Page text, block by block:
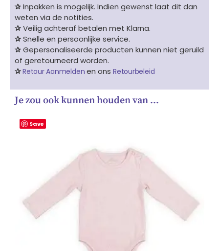
✰Inpakken is mogelijk. Indien gewenst laat dit dan
weten via de notities.
✰Veilig achteraf betalen met Klarna.
✰Snelle en persoonlijke service.
✰Gepersonaliseerde producten kunnen niet geruild
of geretourneerd worden.
✰Retour Aanmelden en ons Retourbeleid
Je zou ook kunnen houden van …
Save